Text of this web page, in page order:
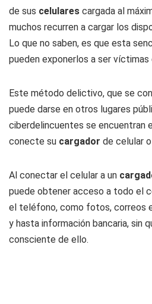
de sus celulares cargada al
muchos recurren a cargar los
Lo que no saben, es que esta
pueden exponerlos a ser víctimas
Este método delictivo, que se
puede darse en otros lugares
ciberdelincuentes se encuentran
conecte su cargador de celular
Al conectar el celular a un
puede obtener acceso a todo el
el teléfono, como fotos, correos
y hasta información bancaria, sin
consciente de ello.